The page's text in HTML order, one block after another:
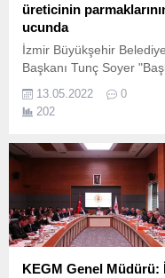
üreticinin
ucunda
İzmir Büyükşehir Belediye
Başkanı Tunç Soyer
doğrultusunda hayata
geçirilen İzmir Tarımı mobil
tanıttı.
13.05.2022
0
202
KEGM Genel Müdürü: